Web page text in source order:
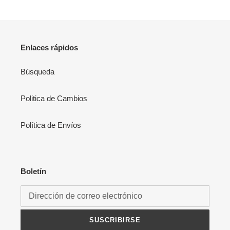
Enlaces rápidos
Búsqueda
Politica de Cambios
Política de Envíos
Boletín
SUSCRIBIRSE